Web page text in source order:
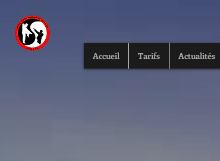
Accueil Tarifs Actualités